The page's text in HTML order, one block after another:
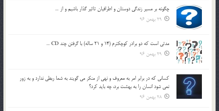
چگونه بر مسير زندگي دوستان و اطرافيان تاثير گذار باشيم و از …
29 بهمن 96
مدتي است كه دو برادر كوچكترم (14 و 21 ساله) با گرفتن چند CD …
29 بهمن 96
كساني كه در برابر امر به معروف و نهي از منكر مي گويند به شما ربطي ندارد و به زور
نمي شود انسان را به بهشت برد، چه بايد كرد؟
28 بهمن 96